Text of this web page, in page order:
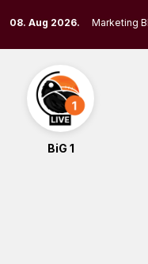
to
content
08. Aug 2026. Marketing
BiG 1